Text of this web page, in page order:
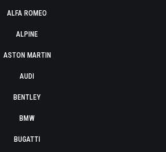
ALFA ROMEO
ALPINE
ASTON MARTIN
AUDI
BENTLEY
BMW
BUGATTI